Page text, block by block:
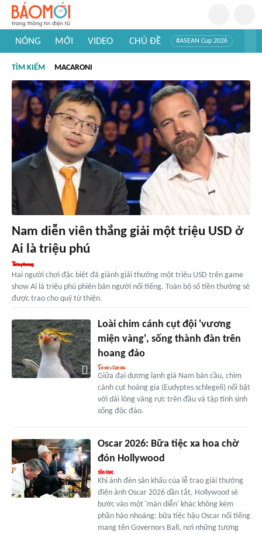
NÓNG MỚI VIDEO CHỦ ĐỀ #ASEAN Cup 2026
#Khám phá thế giới
TÌM KIẾM MACARONI
Nam diễn viên thắng giải một triệu USD ở
Ai là triệu phú
Hai người chơi đặc biệt đã giành giải thưởng một triệu USD trên game
show Ai là triệu phú phiên bản người nổi tiếng. Toàn bộ số tiền thưởng sẽ
được trao cho quỹ từ thiện.
Loài chim cánh cụt đội 'vương
miện vàng', sống thành đàn trên
hoang đảo
Giữa đại dương lạnh giá Nam bán cầu, chim
cánh cụt hoàng gia (Eudyptes schlegeli) nổi bật
với dải lông vàng rực trên đầu và tập tính sinh
sống độc đáo.
Oscar 2026: Bữa tiệc xa hoa chờ
đón Hollywood
Khi ánh đèn sân khấu của lễ trao giải thưởng
điện ảnh Oscar 2026 dần tắt, Hollywood sẽ
bước vào một 'màn diễn' khác không kém
phần hào nhoáng: bữa tiệc hậu Oscar nổi tiếng
mang tên Governors Ball, nơi những tượng